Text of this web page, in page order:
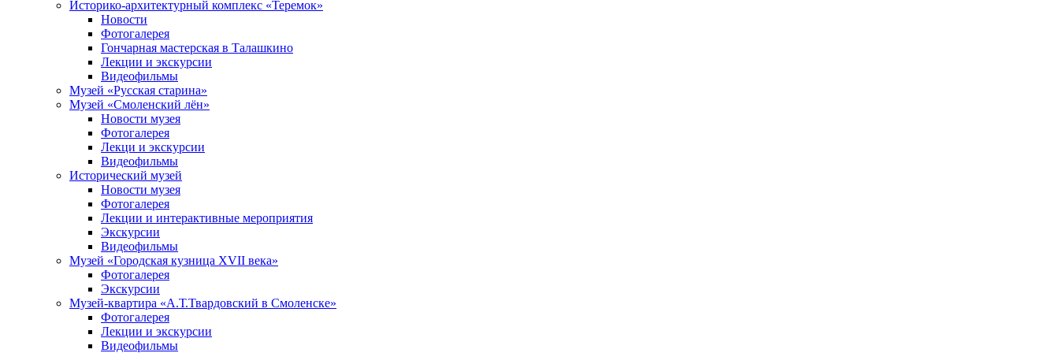
Историко-архитектурный комплекс «Теремок»
Новости
Фотогалерея
Гончарная мастерская в Талашкино
Лекции и экскурсии
Видеофильмы
Музей «Русская старина»
Музей «Смоленский лён»
Новости музея
Фотогалерея
Лекци и экскурсии
Видеофильмы
Исторический музей
Новости музея
Фотогалерея
Лекции и интерактивные мероприятия
Экскурсии
Видеофильмы
Музей «Городская кузница XVII века»
Фотогалерея
Экскурсии
Музей-квартира «А.Т.Твардовский в Смоленске»
Фотогалерея
Лекции и экскурсии
Видеофильмы